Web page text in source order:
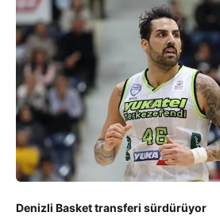
Denizli Basket transferi sürdürüyor